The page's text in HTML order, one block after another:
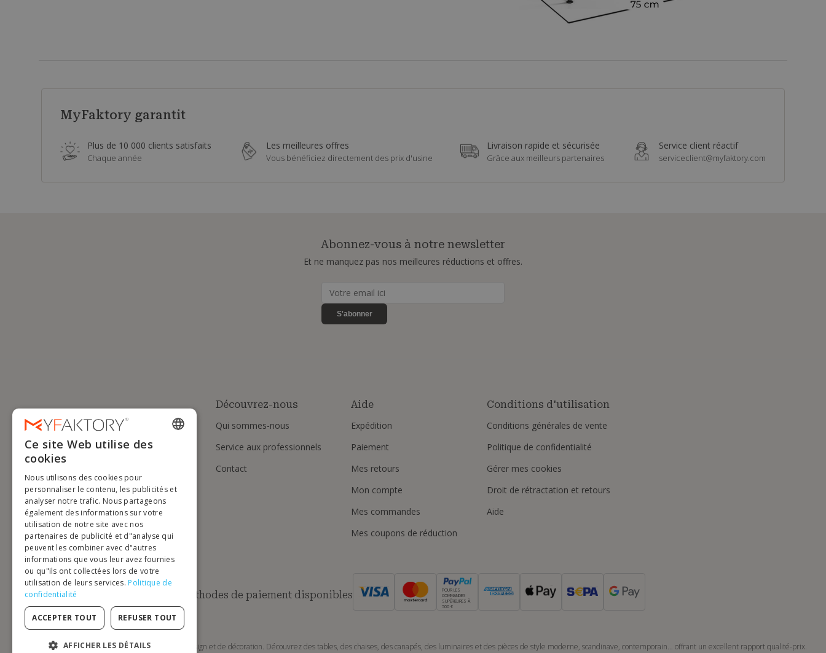
MyFaktory garantit
Plus de 10 000 clients satisfaits
Chaque année
Les meilleures offres
Vous bénéficiez directement des prix d'usine
Livraison rapide et sécurisée
Grâce aux meilleurs partenaires
Service client réactif
serviceclient@myfaktory.com
Abonnez-vous à notre newsletter
Et ne manquez pas nos meilleures réductions et offres.
S'abonner
Découvrez-nous
Qui sommes-nous
Service aux professionnels
Contact
Aide
Expédition
Paiement
Mes retours
Mon compte
Mes commandes
Mes coupons de réduction
Conditions d'utilisation
Conditions générales de vente
Politique de confidentialité
Gérer mes cookies
Droit de rétractation et retours
Aide
Méthodes de paiement disponibles
POUR LES
COMMANDES
SUPÉRIEURES À
500 €
MyFaktory est votre boutique en ligne de mobilier design et de décoration. Découvrez des tables, des chaises, des canapés, des luminaires et des pièces de style moderne, scandinave, contemporain… offrant un excellent rapport qualité-prix.
ENGLISH
DUTCH
GERMAN
PORTUGUESE
SPANISH
Ce site Web utilise des
cookies
Nous utilisons des cookies pour
personnaliser le contenu, les publicités et
analyser notre trafic. Nous partageons
également des informations sur votre
utilisation de notre site avec nos
partenaires de publicité et d"analyse qui
peuvent les combiner avec d"autres
informations que vous leur avez fournies
ou qu"ils ont collectées lors de votre
utilisation de leurs services. Politique de
confidentialité
ACCEPTER TOUT REFUSER TOUT
AFFICHER LES DÉTAILS